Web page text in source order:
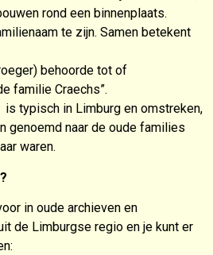
rond een binnenplaats.
te zijn. Samen betekent
behoorde tot of
familie Craechs”.
is typisch in Limburg en omstreken,
genoemd naar de oude families
waren.
in oude archieven en
de Limburgse regio en je kunt er